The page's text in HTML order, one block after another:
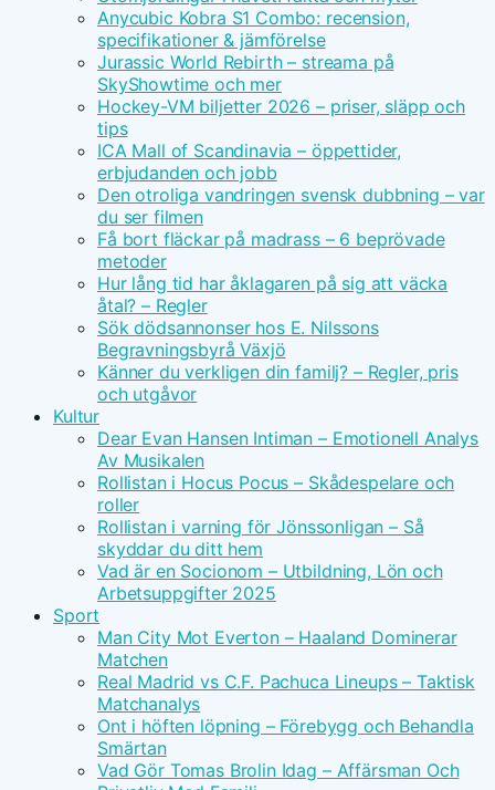
Anycubic Kobra S1 Combo: recension,
specifikationer & jämförelse
Jurassic World Rebirth – streama på
SkyShowtime och mer
Hockey-VM biljetter 2026 – priser, släpp och
tips
ICA Mall of Scandinavia – öppettider,
erbjudanden och jobb
Den otroliga vandringen svensk dubbning – var
du ser filmen
Få bort fläckar på madrass – 6 beprövade
metoder
Hur lång tid har åklagaren på sig att väcka
åtal? – Regler
Sök dödsannonser hos E. Nilssons
Begravningsbyrå Växjö
Känner du verkligen din familj? – Regler, pris
och utgåvor
Kultur
Dear Evan Hansen Intiman – Emotionell Analys
Av Musikalen
Rollistan i Hocus Pocus – Skådespelare och
roller
Rollistan i varning för Jönssonligan – Så
skyddar du ditt hem
Vad är en Socionom – Utbildning, Lön och
Arbetsuppgifter 2025
Sport
Man City Mot Everton – Haaland Dominerar
Matchen
Real Madrid vs C.F. Pachuca Lineups – Taktisk
Matchanalys
Ont i höften löpning – Förebygg och Behandla
Smärtan
Vad Gör Tomas Brolin Idag – Affärsman Och